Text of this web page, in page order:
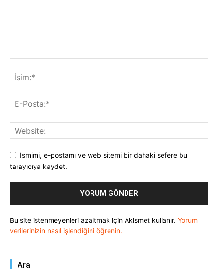
Ismimi, e-postamı ve web sitemi bir dahaki sefere bu
tarayıcıya kaydet.
Bu site istenmeyenleri azaltmak için Akismet kullanır. Yorum
verilerinizin nasıl işlendiğini öğrenin.
Ara